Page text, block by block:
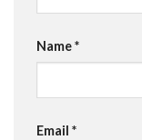
Name*
Email *